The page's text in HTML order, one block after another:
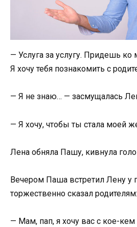
— Услуга за услугу. Придешь ко
Я хочу тебя познакомить с
— Я не знаю… — засмущалась
— Я хочу, чтобы ты стала моей
Лена обняла Пашу, кивнула
Вечером Паша встретил Лену у
торжественно сказал родителям:
— Мам, пап, я хочу вас с кое-кем